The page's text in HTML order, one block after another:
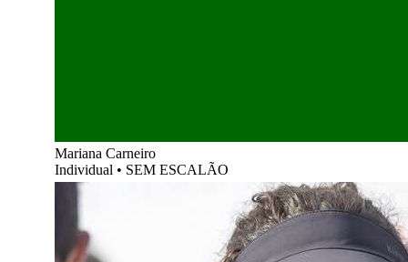
Mariana Carneiro
Individual • SEM ESCALÃO